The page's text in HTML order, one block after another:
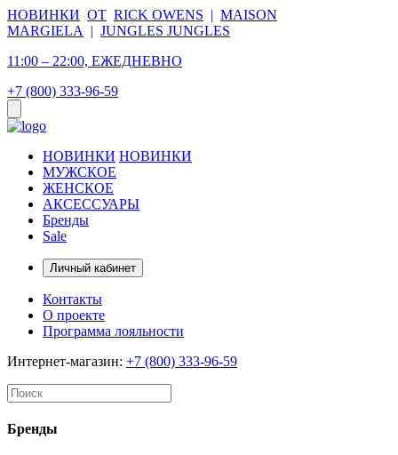
НОВИНКИ ОТ RICK OWENS | MAISON
MARGIELA
| JUNGLES JUNGLES
11:00 – 22:00, ЕЖЕДНЕВНО
+7 (800) 333-96-59
НОВИНКИ НОВИНКИ
МУЖСКОЕ
ЖЕНСКОЕ
АКСЕССУАРЫ
Бренды
Sale
Личный кабинет
Контакты
О проекте
Программа лояльности
Интернет-магазин: +7 (800) 333-96-59
Бренды